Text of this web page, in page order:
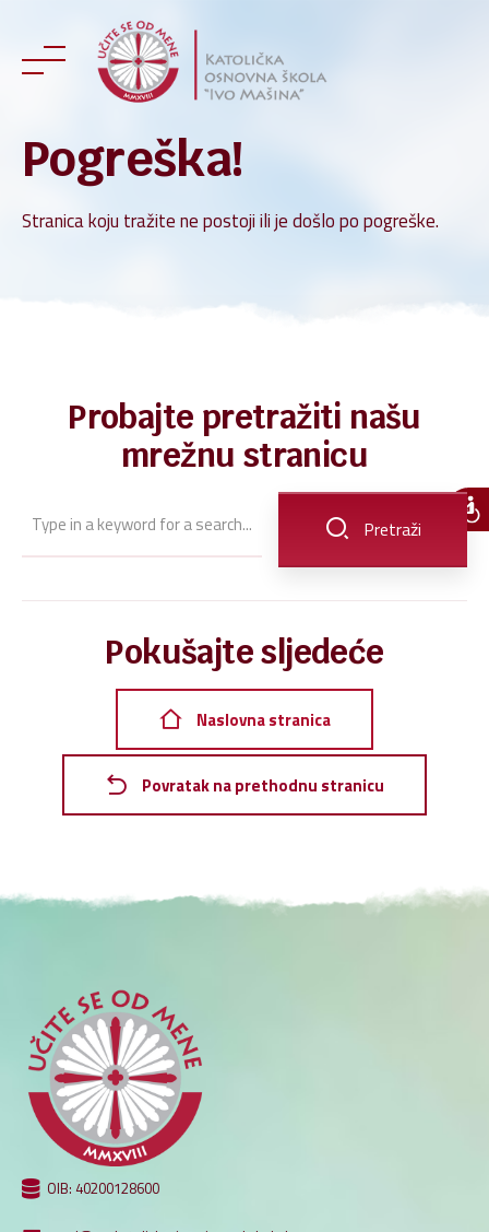
content
Pogreška!
Stranica koju tražite ne postoji ili je došlo po pogreške.
Probajte pretražiti našu
mrežnu stranicu
a
for
Pretraži
Pokušajte sljedeće
Naslovna stranica
Povratak na prethodnu stranicu
OIB: 40200128600